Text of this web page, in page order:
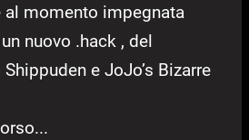
al momento impegnata
nuovo .hack , del
e JoJo’s Bizarre